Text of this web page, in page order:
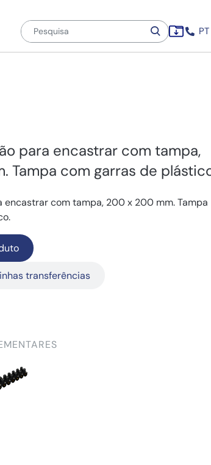
PT
para encastrar com tampa,
Tampa com garras de
encastrar com tampa, 200 x 200 mm. Tampa
transferências